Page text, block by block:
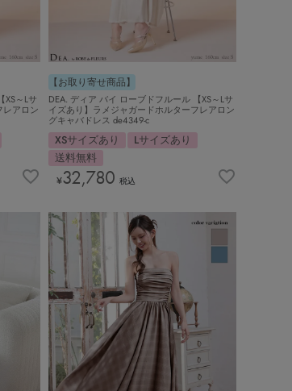
XS～Lサ
レアロン
【お取り寄せ商品】
DEA. ディア バイ ローブドフルール 【XS～Lサ
イズあり】ラメジャガードホルターフレアロン
グキャバドレス de4349-c
XSサイズあり
Lサイズあり
送料無料
¥32,780 税込